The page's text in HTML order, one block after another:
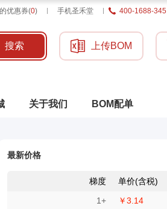
优惠券(0) 手机圣禾堂 400-1688-345
搜索 上传BOM
关于我们 BOM配单
最新价格
梯度
单价(含税)
1+
￥3.14